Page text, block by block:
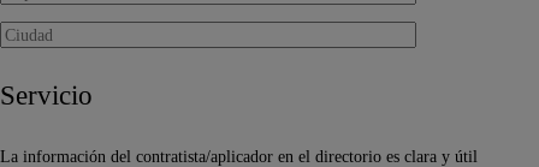
Servicio
La información del contratista/aplicador en el directorio es clara y útil